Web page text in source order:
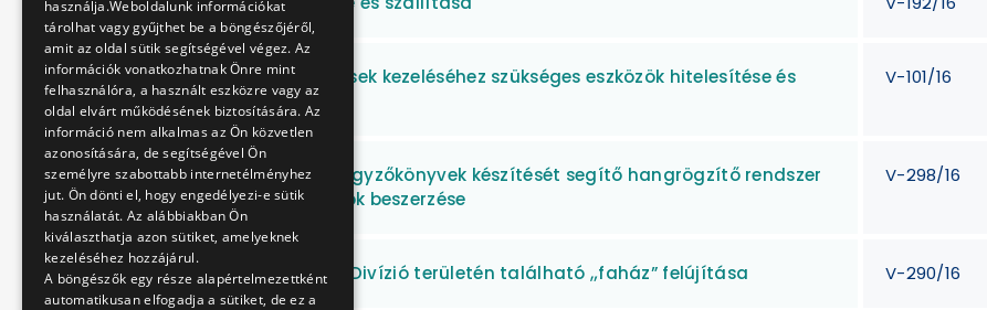
Erősáramú berendezések kezeléséhez szükséges eszközök hitelesítése és
javítása
V-101/16
Terem hangosító és jegyzőkönyvek készítését segítő hangrögzítő rendszer
és kapcsolódó eszközök beszerzése
V-298/16
BKV Zrt. ATÜI Trolibusz Divízió területén található „faház” felújítása V-290/16
használja.Weboldalunk információkat
tárolhat vagy gyűjthet be a böngészőjéről,
amit az oldal sütik segítségével végez. Az
információk vonatkozhatnak Önre mint
felhasználóra, a használt eszközre vagy az
oldal elvárt működésének biztosítására. Az
információ nem alkalmas az Ön közvetlen
azonosítására, de segítségével Ön
személyre szabottabb internetélményhez
jut. Ön dönti el, hogy engedélyezi-e sütik
használatát. Az alábbiakban Ön
kiválaszthatja azon sütiket, amelyeknek
kezeléséhez hozzájárul.
A böngészők egy része alapértelmezettként
automatikusan elfogadja a sütiket, de ez a